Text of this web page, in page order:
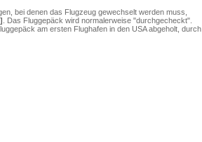
bei denen das Flugzeug gewechselt werden muss,
. Das Fluggepäck wird normalerweise "durchgecheckt".
am ersten Flughafen in den USA abgeholt, durch